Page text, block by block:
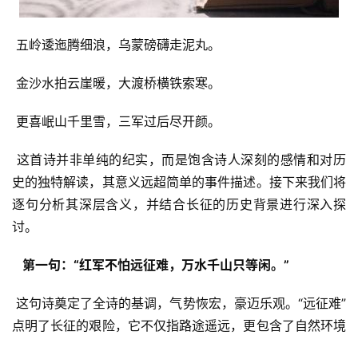
五岭逶迤腾细浪，乌蒙磅礴走泥丸。
金沙水拍云崖暖，大渡桥横铁索寒。
更喜岷山千里雪，三军过后尽开颜。
史的独特解读，其意义远超简单的事件描述。接下来我们将
逐句分析其深层含义，并结合长征的历史背景进行深入探
讨。
  第一句：“红军不怕远征难，万水千山只等闲。”
这句诗奠定了全诗的基调，气势恢宏，豪迈乐观。“远征难”
点明了长征的艰险，它不仅指路途遥远，更包含了自然环境